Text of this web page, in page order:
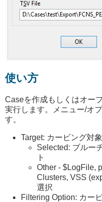
使い方
Caseを作成もしくはオー
実行します。メニュー/オ
す。
Target: カービング対
Selected: ブルー
ト
Other - $LogFile,
Clusters, VSS
選択
Filtering Option: カー